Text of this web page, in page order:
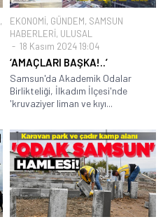
,
EKONOMİ, GÜNDEM, SAMSUN
HABERLERİ, ULUSAL
18 Kasım 2024 19:04
‘AMAÇLARI BAŞKA!..’
Samsun'da Akademik Odalar
Birlikteliği, İlkadım İlçesi'nde
'kruvaziyer liman ve kıyı...